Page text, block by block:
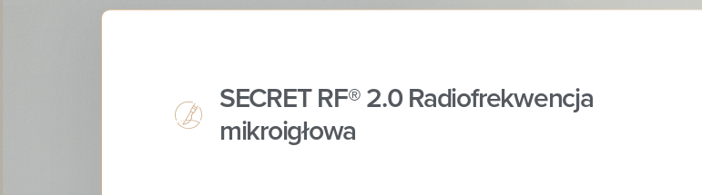
SECRET RF® 2.0 Radiofrekwencja
mikroigłowa